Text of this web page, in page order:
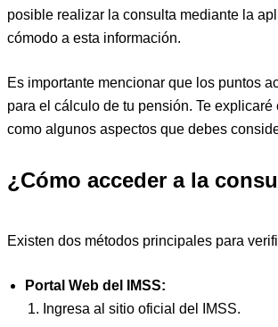
posible realizar la consulta mediante la
cómodo a esta información.
Es importante mencionar que los puntos
para el cálculo de tu pensión. Te
como algunos aspectos que debes
¿Cómo acceder a la
Existen dos métodos principales para
Portal Web del IMSS:
Ingresa al sitio oficial del IMSS.